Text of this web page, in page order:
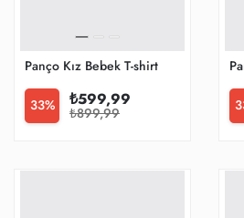
Panço Kız Bebek T-shirt
33% ₺599,99
₺899,99